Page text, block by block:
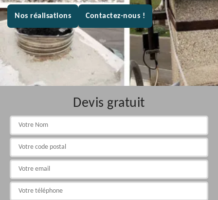
Nos réalisations Contactez-nous !
Devis gratuit